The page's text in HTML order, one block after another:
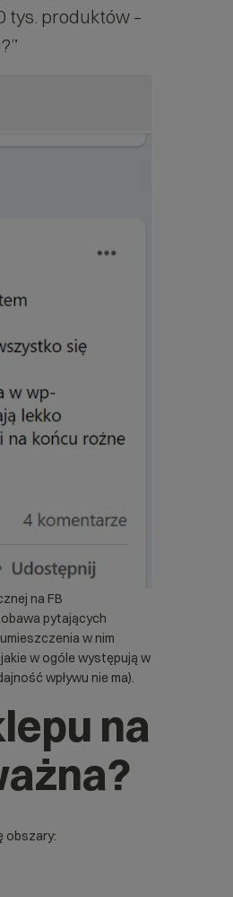
tys. produktów –
na FB
pytających
w nim
w ogóle występują w
wpływu nie ma).
na
obszary: